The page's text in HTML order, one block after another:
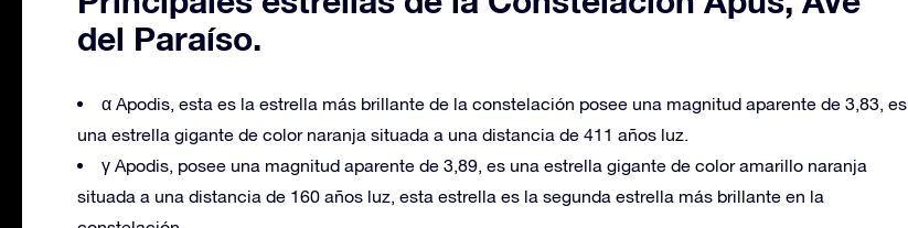
del Paraíso.
α Apodis, esta es la estrella más brillante de la constelación posee una magnitud aparente de 3,83, es
una estrella gigante de color naranja situada a una distancia de 411 años luz.
γ Apodis, posee una magnitud aparente de 3,89, es una estrella gigante de color amarillo naranja
situada a una distancia de 160 años luz, esta estrella es la segunda estrella más brillante en la